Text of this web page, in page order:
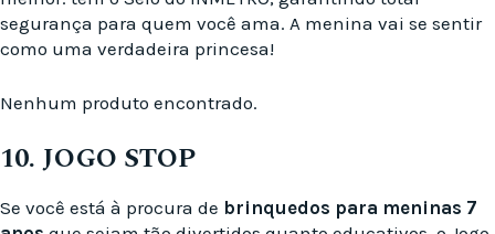
segurança para quem você ama. A menina vai se sentir
como uma verdadeira princesa!
Nenhum produto encontrado.
10. JOGO STOP
Se você está à procura de brinquedos para meninas 7